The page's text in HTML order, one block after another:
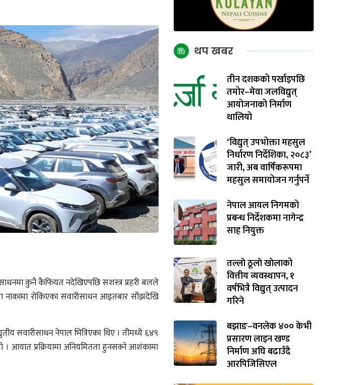
कुनै कैफियत नदेखिएपछि सशस्त्र प्रहरी बलले
रोकिएका सवारीसाधन आइतबार साँझदेखि
सवारीसाधन नेपाल भित्रिएका थिए । तीमध्ये ६४९
आयात प्रक्रियामा अनियमितता हुनसक्ने आशंकामा
थप खबर
तीन दशकको पर्खाइपछि
तमोर–मेवा जलविद्युत्
आयोजनाको निर्माण
थालियो
‘विद्युत् उपभोक्ता महसुल
निर्धारण निर्देशिका, २०८३’
जारी, अब वार्षिकरूपमा
महसुल समायोजन गर्नुपर्ने
नेपाल आयल निगमको
प्रबन्ध निर्देशकमा नागेन्द्र
साह नियुक्त
तल्लाे ठूलाे खाेलाको
वित्तीय व्यवस्थापन, १
वर्षभित्रै विद्युत् उत्पादन
गरिने
बझाङ–वनलेक ४०० केभी
प्रसारण लाइन खण्ड
निर्माण अघि बढाउँदै
आरपिजिसिएल